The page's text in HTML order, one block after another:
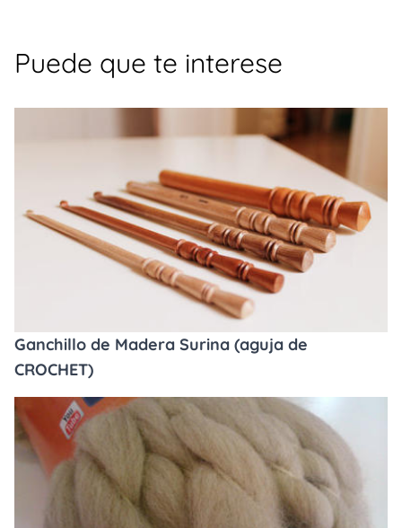
Puede que te interese
Ganchillo de Madera Surina (aguja de
CROCHET)